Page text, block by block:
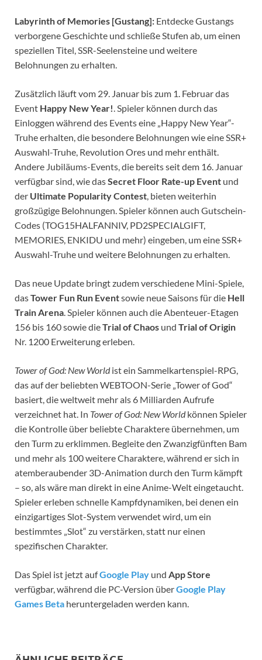
Labyrinth of Memories [Gustang]: Entdecke Gustangs
verborgene Geschichte und schließe Stufen ab, um einen
speziellen Titel, SSR-Seelensteine und weitere
Belohnungen zu erhalten.
Zusätzlich läuft vom 29. Januar bis zum 1. Februar das
Event Happy New Year!. Spieler können durch das
Einloggen während des Events eine „Happy New Year“-
Truhe erhalten, die besondere Belohnungen wie eine SSR+
Auswahl-Truhe, Revolution Ores und mehr enthält.
Andere Jubiläums-Events, die bereits seit dem 16. Januar
verfügbar sind, wie dasSecret Floor Rate-up Event und
der Ultimate Popularity Contest, bieten weiterhin
großzügige Belohnungen. Spieler können auch Gutschein-
Codes (TOG15HALFANNIV, PD2SPECIALGIFT,
MEMORIES, ENKIDU und mehr) eingeben, um eine SSR+
Auswahl-Truhe und weitere Belohnungen zu erhalten.
Das neue Update bringt zudem verschiedene Mini-Spiele,
dasTower Fun Run Eventsowie neue Saisons für die Hell
Train Arena. Spieler können auch die Abenteuer-Etagen
156 bis 160 sowie dieTrial of Chaos und Trial of Origin
Nr. 1200 Erweiterung erleben.
Tower of God: New Worldist ein Sammelkartenspiel-RPG,
das auf der beliebten WEBTOON-Serie „Tower of God“
basiert, die weltweit mehr als 6 Milliarden Aufrufe
verzeichnet hat. In Tower of God: New Worldkönnen Spieler
die Kontrolle über beliebte Charaktere übernehmen, um
den Turm zu erklimmen. Begleite den Zwanzigfünften Bam
und mehr als 100 weitere Charaktere, während er sich in
atemberaubender 3D-Animation durch den Turm kämpft
– so, als wäre man direkt in eine Anime-Welt eingetaucht.
Spieler erleben schnelle Kampfdynamiken, bei denen ein
einzigartiges Slot-System verwendet wird, um ein
bestimmtes „Slot“ zu verstärken, statt nur einen
spezifischen Charakter.
Das Spiel ist jetzt aufGoogle Play und App Store
verfügbar, während die PC-Version überGoogle Play
Games Beta heruntergeladen werden kann.